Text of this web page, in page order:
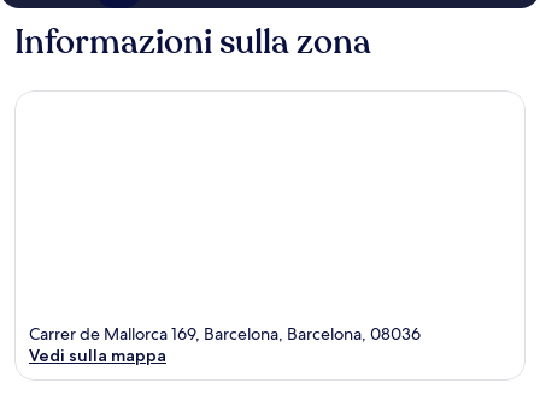
Informazioni sulla zona
Carrer de Mallorca 169, Barcelona, Barcelona, 08036
Vedi sulla mappa